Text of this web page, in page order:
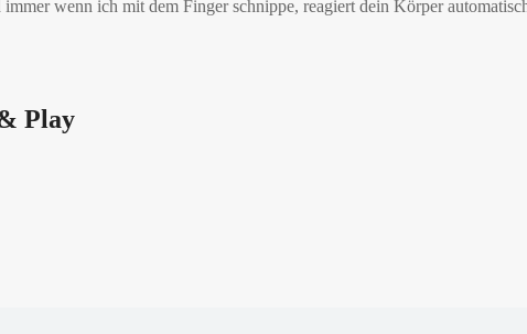
wenn ich mit dem Finger schnippe, reagiert dein Körper
Play